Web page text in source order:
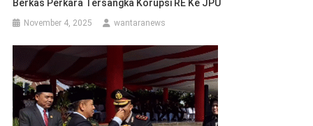
Berkas Perkara Tersangka Korupsi RE Ke JPU
November 4, 2025 wantaranews